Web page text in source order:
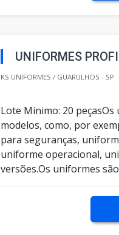
UNIFORMES
KS UNIFORMES / GUARULHOS - SP
Lote Mínimo: 20
modelos, como, por
para seguranças,
uniforme operacional,
versões.Os uniformes